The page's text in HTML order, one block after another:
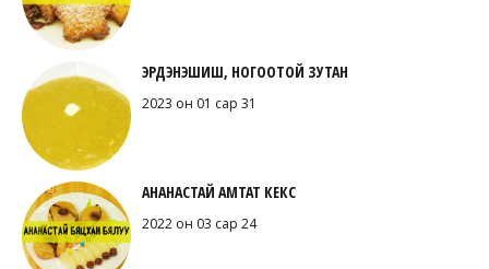
ЭРДЭНЭШИШ, НОГООТОЙ ЗУТАН
2023 он 01 сар 31
АНАНАСТАЙ АМТАТ КЕКС
2022 он 03 сар 24